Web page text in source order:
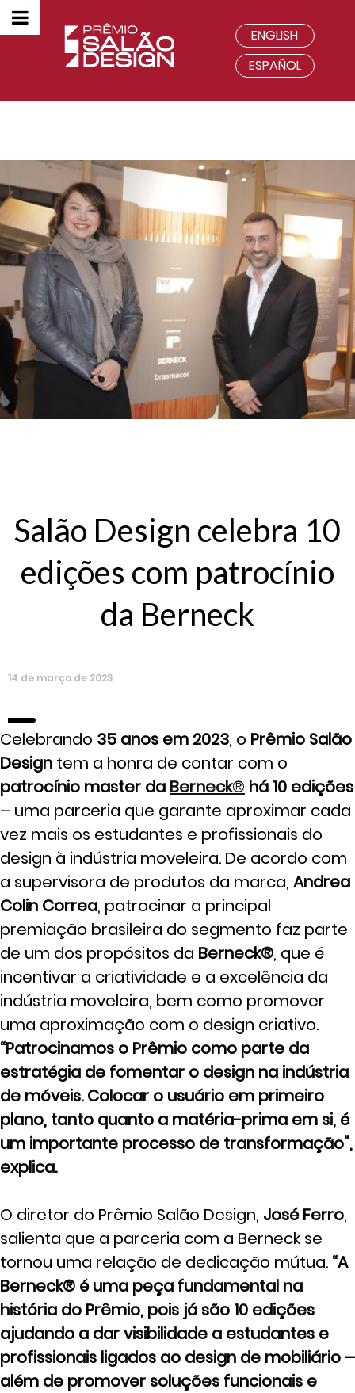
ENGLISH
ESPAÑOL
Salão Design celebra 10
edições com patrocínio
da Berneck
14 de março de 2023
Celebrando 35 anos em 2023, o Prêmio Salão
Design tem a honra de contar com o
patrocínio master da Berneck® há 10 edições
– uma parceria que garante aproximar cada
vez mais os estudantes e profissionais do
design à indústria moveleira. De acordo com
a supervisora de produtos da marca, Andrea
Colin Correa, patrocinar a principal
premiação brasileira do segmento faz parte
de um dos propósitos da Berneck®, que é
incentivar a criatividade e a excelência da
indústria moveleira, bem como promover
uma aproximação com o design criativo.
“Patrocinamos o Prêmio como parte da
estratégia de fomentar o design na indústria
de móveis. Colocar o usuário em primeiro
plano, tanto quanto a matéria-prima em si, é
um importante processo de transformação”,
explica.
O diretor do Prêmio Salão Design, José Ferro,
salienta que a parceria com a Berneck se
tornou uma relação de dedicação mútua. “A
Berneck® é uma peça fundamental na
história do Prêmio, pois já são 10 edições
ajudando a dar visibilidade a estudantes e
profissionais ligados ao design de mobiliário –
além de promover soluções funcionais e